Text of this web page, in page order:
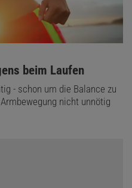
beim Laufen
- schon um die Balance zu
nicht unnötig